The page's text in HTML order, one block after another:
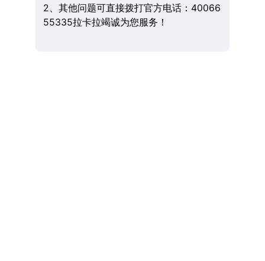
2、其他问题可直接拨打官方电话：40066
55335拉卡拉竭诚为您服务！